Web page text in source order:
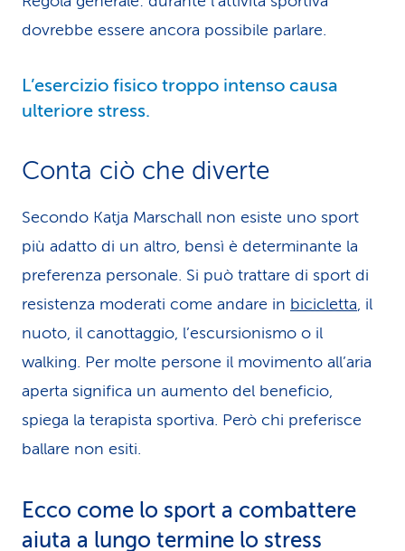
dovrebbe essere ancora possibile parlare.
L’esercizio fisico troppo intenso causa
ulteriore stress.
Conta ciò che diverte
Secondo Katja Marschall non esiste uno sport
più adatto di un altro, bensì è determinante la
preferenza personale. Si può trattare di sport di
resistenza moderati come andare in bicicletta, il
nuoto, il canottaggio, l’escursionismo o il
walking. Per molte persone il movimento all’aria
aperta significa un aumento del beneficio,
spiega la terapista sportiva. Però chi preferisce
ballare non esiti.
Ecco come lo sport a combat­tere
aiuta a lungo termine lo stress